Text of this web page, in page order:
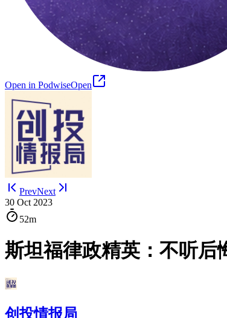
Open in PodwiseOpen
PrevNext
30 Oct 2023
52m
斯坦福律政精英：不听后
创投情报局